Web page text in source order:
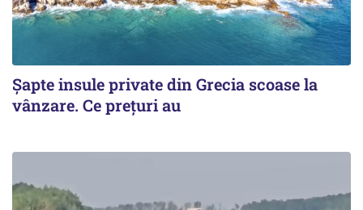
Șapte insule private din Grecia scoase la
vânzare. Ce prețuri au